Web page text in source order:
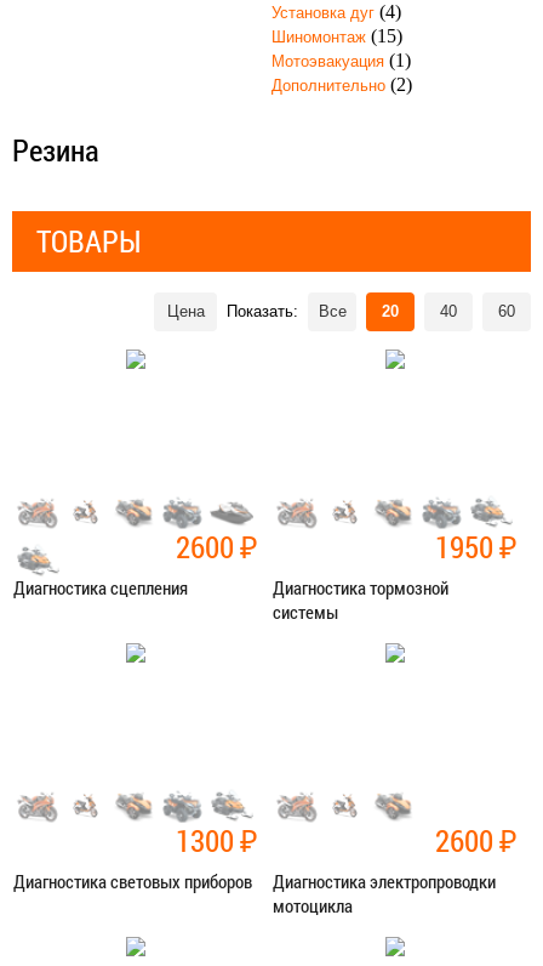
Установка дуг(4)
Шиномонтаж(15)
Мотоэвакуация(1)
Дополнительно(2)
Резина
ТОВАРЫ
Показать: Все 20 40 60
Цена
2600₽
Диагностика сцепления
Диагностика
1950₽
Диагностика тормозной
системы
Диагностика
1300₽
Диагностика световых приборов
Диагностика
2600₽
Диагностика электропроводки
мотоцикла
Диагностика